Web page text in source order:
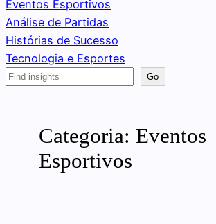
conteúdo
Eventos Esportivos
Análise de Partidas
Histórias de Sucesso
Tecnologia e Esportes
Search
Go
Categoria: Eventos
Esportivos